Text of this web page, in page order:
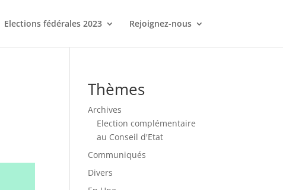
Elections fédérales 2023 Rejoignez-nous
Thèmes
Archives
Election complémentaire
au Conseil d'Etat
Communiqués
Divers